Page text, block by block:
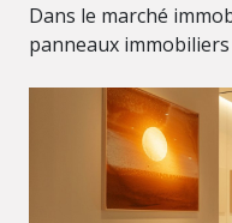
Dans le marché
panneaux